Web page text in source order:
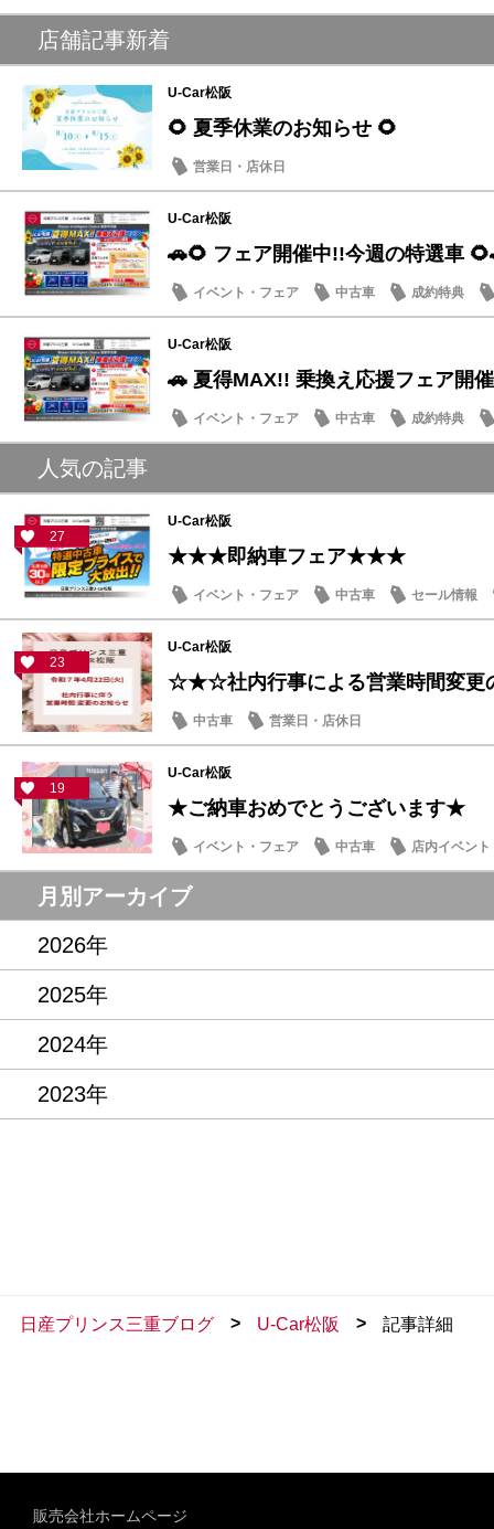
店舗記事新着
U-Car松阪
🌻 夏季休業のお知らせ 🌻
営業日・店休日
U-Car松阪
🚗🌻 フェア開催中!!今週の特選車
イベント・フェア 中古車 成約特典
U-Car松阪
🚗 夏得MAX!! 乗換え応援フェア開
イベント・フェア 中古車 成約特典
人気の記事
27
U-Car松阪
★★★即納車フェア★★★
イベント・フェア 中古車 セール情報
23
U-Car松阪
☆★☆社内行事による営業時間変
中古車 営業日・店休日
19
U-Car松阪
★ご納車おめでとうございます★
イベント・フェア 中古車 店内イベント
月別アーカイブ
2026年
2025年
2024年
2023年
日産プリンス三重ブログ > U-Car松阪 > 記事詳細
販売会社ホームページ